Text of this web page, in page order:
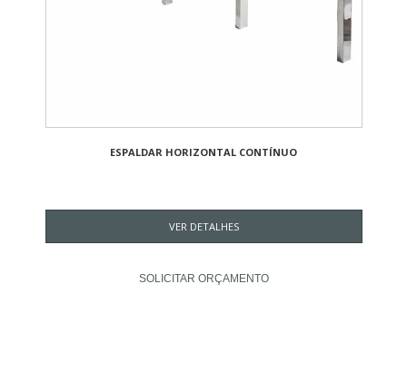
ESPALDAR HORIZONTAL CONTÍNUO
VER DETALHES
SOLICITAR ORÇAMENTO